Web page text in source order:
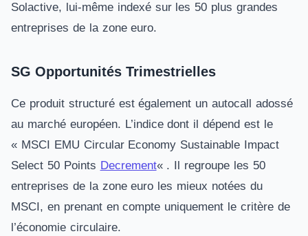
Solactive, lui-même indexé sur les 50 plus grandes
entreprises de la zone euro.
SG Opportunités Trimestrielles
Ce produit structuré est également un autocall adossé
au marché européen. L’indice dont il dépend est le
« MSCI EMU Circular Economy Sustainable Impact
Select 50 Points Decrement« . Il regroupe les 50
entreprises de la zone euro les mieux notées du
MSCI, en prenant en compte uniquement le critère de
l’économie circulaire.